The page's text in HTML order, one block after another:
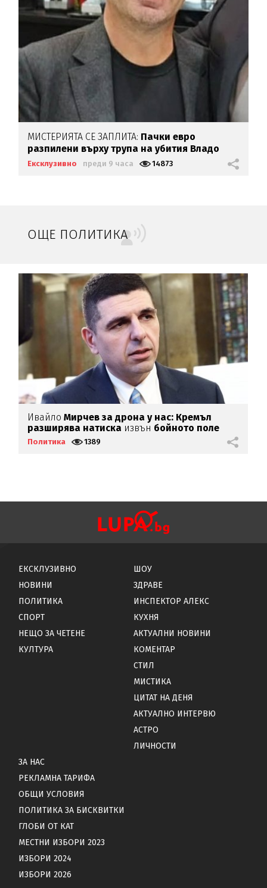
МИСТЕРИЯТА СЕ ЗАПЛИТА: Пачки евро
разпилени върху трупа на убития Владо
Загатото
Ексклузивно преди 9 часа 14873
ОЩЕ ПОЛИТИКА
ИвайлоМирчев за дрона у нас: Кремъл
разширява натиска извън бойното поле
Политика 1389
ЕКСКЛУЗИВНО
НОВИНИ
ПОЛИТИКА
СПОРТ
НЕЩО ЗА ЧЕТЕНЕ
КУЛТУРА
ШОУ
ЗДРАВЕ
ИНСПЕКТОР АЛЕКС
КУХНЯ
АКТУАЛНИ НОВИНИ
КОМЕНТАР
СТИЛ
МИСТИКА
ЦИТАТ НА ДЕНЯ
АКТУАЛНО ИНТЕРВЮ
АСТРО
ЛИЧНОСТИ
ЗА НАС
РЕКЛАМНА ТАРИФА
ОБЩИ УСЛОВИЯ
ПОЛИТИКА ЗА БИСКВИТКИ
ГЛОБИ ОТ КАТ
МЕСТНИ ИЗБОРИ 2023
ИЗБОРИ 2024
ИЗБОРИ 2026